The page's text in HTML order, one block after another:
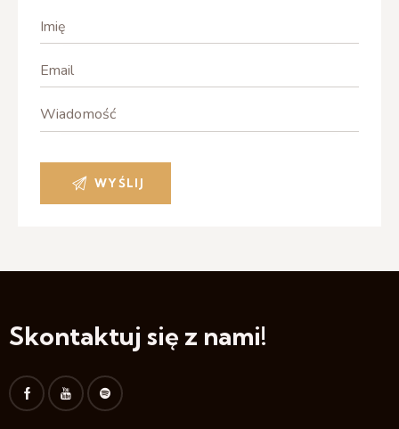
Skontaktuj się z nami!